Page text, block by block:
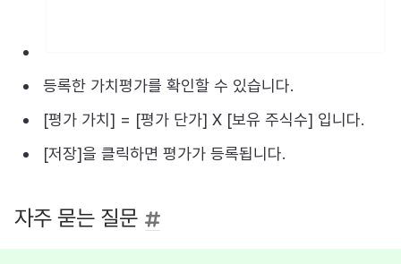
등록한 가치평가를 확인할 수 있습니다.
[평가 가치] = [평가 단가] X [보유 주식수] 입니다.
[저장]을 클릭하면 평가가 등록됩니다.
자주 묻는 질문